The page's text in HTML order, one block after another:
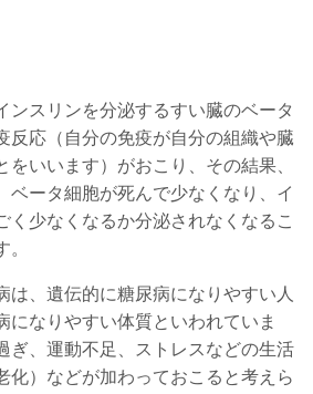
スリンを分泌するすい臓のベータ
反応（自分の免疫が自分の組織や臓
をいいます）がおこり、その結果、
ベータ細胞が死んで少なくなり、イ
く少なくなるか分泌されなくなるこ
、遺伝的に糖尿病になりやすい人
になりやすい体質といわれていま
ぎ、運動不足、ストレスなどの生活
化）などが加わっておこると考えら